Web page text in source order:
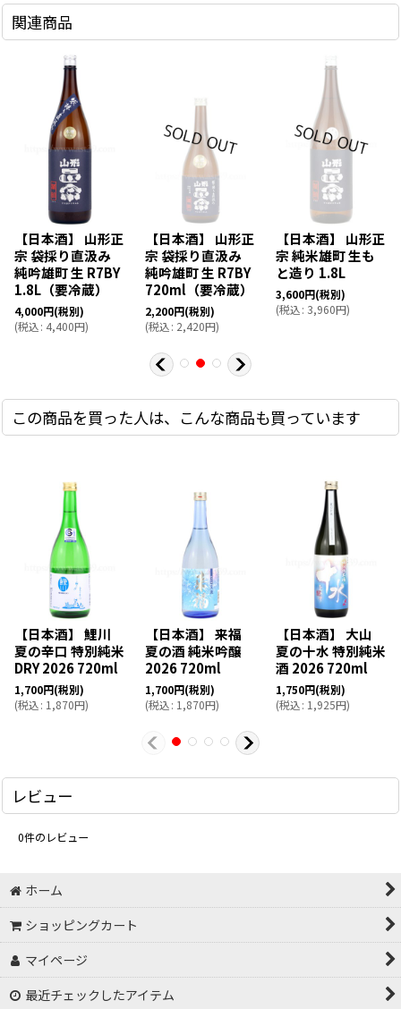
関連商品
【日本酒】 山形正
宗 袋採り直汲み
純吟雄町 生 R7BY
1.8L（要冷蔵）
4,000円(税別)
(税込: 4,400円)
【日本酒】 山形正
宗 袋採り直汲み
純吟雄町 生 R7BY
720ml（要冷蔵）
2,200円(税別)
(税込: 2,420円)
【日本酒】 山形正
宗 純米雄町 生も
と造り 1.8L
3,600円(税別)
(税込: 3,960円)
この商品を買った人は、こんな商品も買っています
【日本酒】 鯉川
夏の辛口 特別純米
DRY 2026 720ml
1,700円(税別)
(税込: 1,870円)
【日本酒】 来福
夏の酒 純米吟醸
2026 720ml
1,700円(税別)
(税込: 1,870円)
【日本酒】 大山
夏の十水 特別純米
酒 2026 720ml
1,750円(税別)
(税込: 1,925円)
レビュー
0件のレビュー
ホーム
ショッピングカート
マイページ
最近チェックしたアイテム